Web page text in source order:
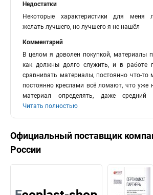
Недостатки
Некоторые характеристики для меня
желать лучшего, но лучшего я не нашёл
Комментарий
В целом я доволен покупкой, материалы
как должны долго служить, и в работе
сравнивать материалы, постоянно что-то
постоянно креслами всё ломают, что уже
материал определять, даже средний
Читать полностью
Официальный поставщик
России